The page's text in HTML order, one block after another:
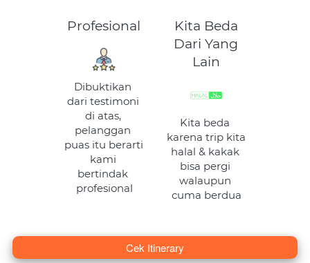
Profesional
Dibuktikan
dari testimoni
di atas,
pelanggan
puas itu berarti
kami
bertindak
profesional
Kita Beda
Dari Yang
Lain
Kita beda
karena trip kita
halal & kakak
bisa pergi
walaupun
cuma berdua
`
Cek Itinerary